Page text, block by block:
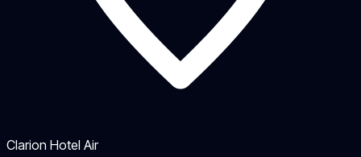
Clarion Hotel Air